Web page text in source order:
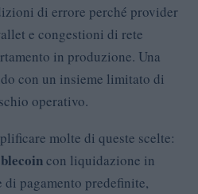
di errore perché provider
e congestioni di rete
in produzione. Una
con un insieme limitato di
operativo.
molte di queste scelte:
con liquidazione in
pagamento predefinite,